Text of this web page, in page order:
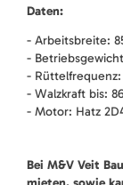
Daten:
- Arbeitsbreite:
-
- Rüttelfrequenz:
- Walzkraft bis:
- Motor: Hatz
Bei M&V Veit